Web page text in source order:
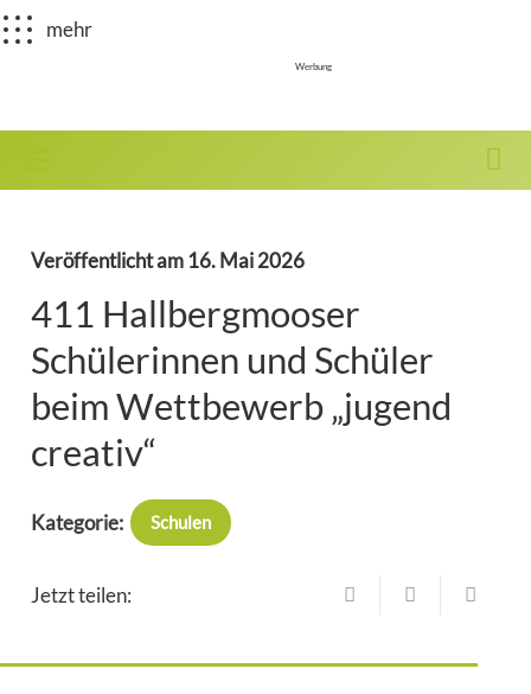
mehr
Werbung
Veröffentlicht am 16. Mai 2026
411 Hallbergmooser
Schülerinnen und Schüler
beim Wettbewerb „jugend
creativ“
Kategorie: Schulen
Jetzt teilen: